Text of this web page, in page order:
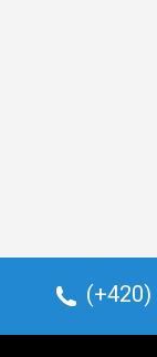
(+420)